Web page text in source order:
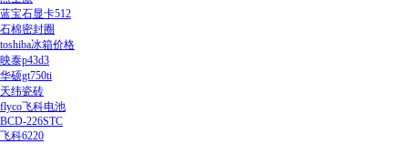
蓝宝石显卡512
石棉密封圈
toshiba冰箱价格
映泰p43d3
华硕gt750ti
天纬瓷砖
flyco飞科电池
BCD-226STC
飞科6220